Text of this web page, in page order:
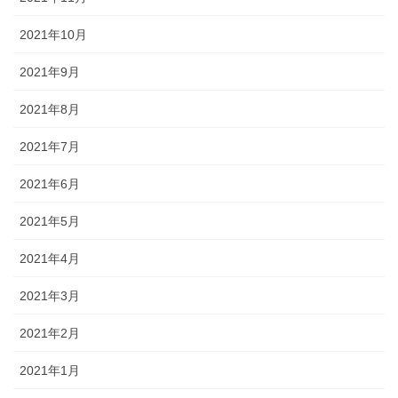
2021年10月
2021年9月
2021年8月
2021年7月
2021年6月
2021年5月
2021年4月
2021年3月
2021年2月
2021年1月